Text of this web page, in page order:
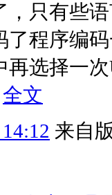
，只有些
了程序编
再选择一
全文
来自